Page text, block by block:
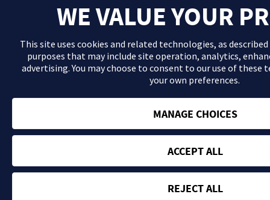
WE VALUE YOUR
This site uses cookies and related technologies, as
purposes that may include site operation, analytics,
advertising. You may choose to consent to our use of these
your own preferences.
MANAGE CHOICES
ACCEPT ALL
REJECT ALL